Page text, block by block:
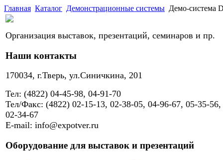
Главная Каталог Демонстрационные системы Демо-система
Организация выставок, презентаций, семинаров и пр.
Наши контакты
170034, г.Тверь, ул.Синичкина, 201
Тел: (4822) 04-45-98, 04-91-70
Тел/Факс: (4822) 02-15-13, 02-38-05, 04-96-67, 05-35-56,
02-34-67
E-mail: info@expotver.ru
Оборудование для выставок и презентаций